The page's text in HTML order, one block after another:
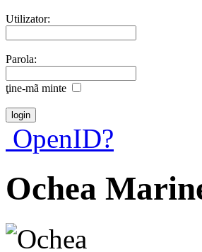
Utilizator:
Parola:
ţine-mã minte
OpenID?
Ochea